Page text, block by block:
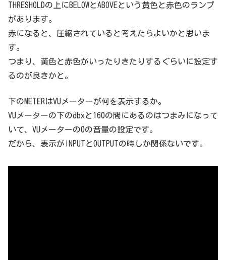
THRESHOLDの上にBELOWとABOVEという黄色と赤色のランプ
があります。
赤になると、圧縮されていると考えたらよいかと思いま
す。
つまり、黄色と赤色がいったりきたりするぐらいに設定す
るのが良きかと。
下のMETERはVUメーターが何を表示するか。
VUメーターの下のdbxと160の間にあるのはつまみになって
いて、VUメーターの0の音量の設定です。
だから、表示がINPUTとOUTPUTの時しか関係ないです。